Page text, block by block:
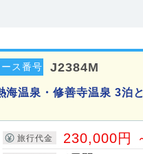
ース番号 J2384M
温泉・修善寺温泉 3泊
旅行代金 230,000円